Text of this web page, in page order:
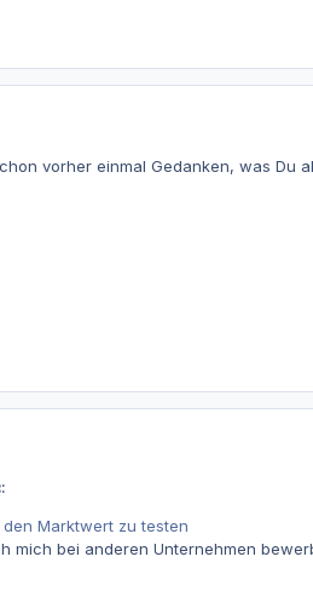
vorher einmal Gedanken, was Du
Marktwert zu testen
mich bei anderen Unternehmen